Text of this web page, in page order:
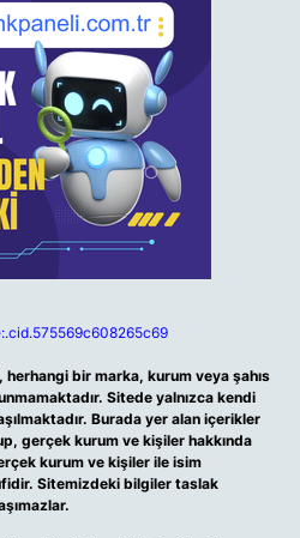
bir marka, kurum veya şahıs
Sitede yalnızca kendi
Burada yer alan içerikler
gerçek kurum ve kişiler hakkında
kurum ve kişiler ile isim
Sitemizdeki bilgiler taslak